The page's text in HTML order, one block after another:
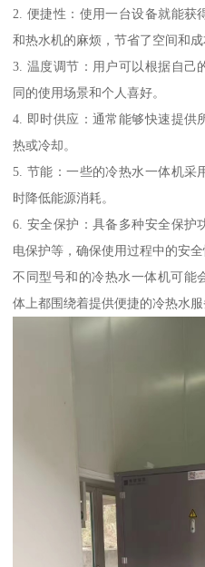
2. 便捷性：使用一台设备就能获
和热水机的麻烦，节省了空间和成
3. 温度调节：用户可以根据自己
同的使用场景和个人喜好。
4. 即时供应：通常能够快速提供
热或冷却。
5. 节能：一些的冷热水一体机采
时降低能源消耗。
6. 安全保护：具备多种安全保护
电保护等，确保使用过程中的安全
不同型号和的冷热水一体机可能
体上都围绕着提供便捷的冷热水服